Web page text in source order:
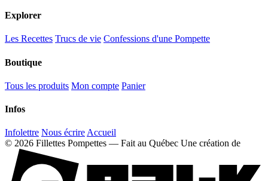
Explorer
Les Recettes Trucs de vie Confessions d'une Pompette
Boutique
Tous les produits Mon compte Panier
Infos
Infolettre Nous écrireAccueil
© 2026 Fillettes Pompettes — Fait au Québec Une création de